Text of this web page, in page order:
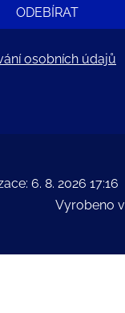
ODEBÍRAT
osobních údajů
6. 8. 2026 17:16
Vyrobeno v